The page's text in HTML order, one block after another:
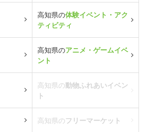
高知県の体験イベント・アク
ティビティ
高知県のアニメ・ゲームイベ
ント
高知県の動物ふれあいイベン
ト
高知県のフリーマーケット